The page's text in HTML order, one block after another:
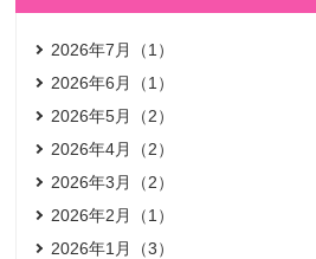
2026年7月（1）
2026年6月（1）
2026年5月（2）
2026年4月（2）
2026年3月（2）
2026年2月（1）
2026年1月（3）